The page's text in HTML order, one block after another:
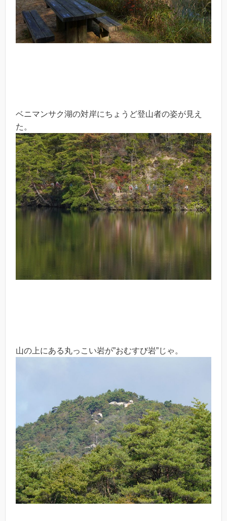
ベニマンサク湖の対岸にちょうど登山者の姿が見え
た。
山の上にある丸っこい岩が”おむすび岩”じゃ。